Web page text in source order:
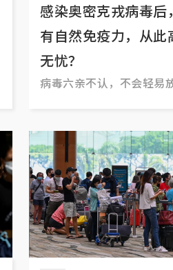
感染奥密克戎病毒后
有自然免疫力，从此
无忧？
病毒六亲不认，不会轻易